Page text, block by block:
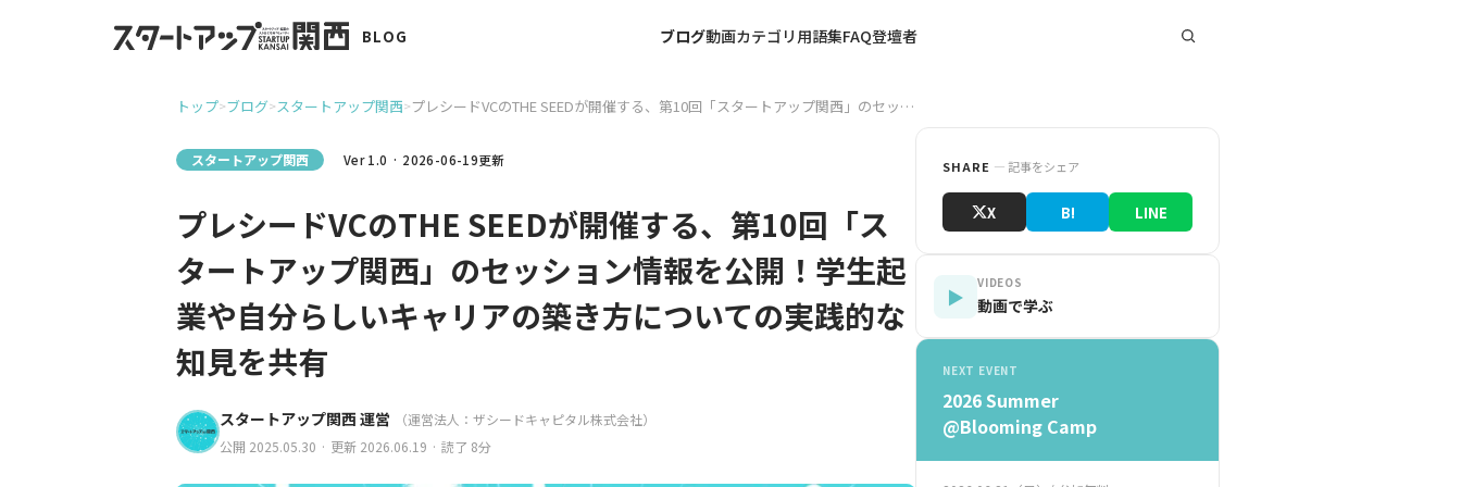
BLOG ブログ動画カテゴリ 用語集FAQ登壇者
トップ>ブログ>スタートアップ関西>プレシードVCのTHE SEEDが開催する、第10回「スタートアップ関西」のセッ…
スタートアップ関西 Ver 1.0 · 2026-06-19更新
プレシードVCのTHE SEEDが開催する、第10回「ス
タートアップ関西」のセッション情報を公開！学生起
業や自分らしいキャリアの築き方についての実践的な
知見を共有
スタートアップ関西 運営
（運営法人：ザシードキャピタル株式会社）
公開 2025.05.30 · 更新 2026.06.19 · 読了 8分
SHARE — 記事をシェア
X B! LINE
▶
VIDEOS
動画で学ぶ
NEXT EVENT
2026 Summer
@Blooming Camp